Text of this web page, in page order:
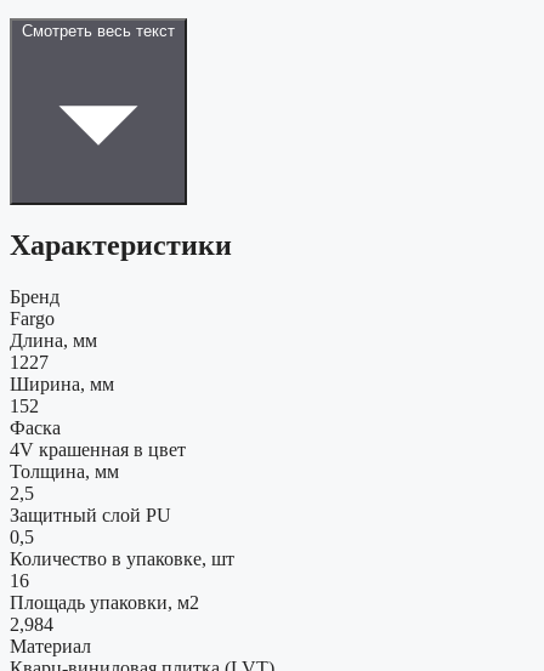
Смотреть весь текст
Характеристики
Бренд
Fargo
Длина, мм
1227
Ширина, мм
152
Фаска
4V крашенная в цвет
Толщина, мм
2,5
Защитный слой PU
0,5
Количество в упаковке, шт
16
Площадь упаковки, м2
2,984
Материал